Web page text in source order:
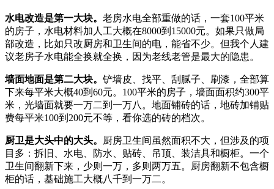
水电改造是第一大块。 老房水电全部重做的话，一套100平米
的房子，水电材料加人工大概在8000到15000元。如果只做局
部改造，比如只改厨房和卫生间的电，能省不少。但我个人建
议老房子水电能全换就全换，因为老线老管是最大的隐患。
墙面地面是第二大块。 铲墙皮、找平、刮腻子、刷漆，全部算
下来每平米大概40到60元。100平米的房子，墙面面积约300平
米，光墙面就要一万二到一万八。地面铺砖的话，地砖加铺贴
费每平米100到200元不等，看你选的砖的档次。
厨卫是大头中的大头。
厨房卫生间虽然面积不大，但涉及的项
目多：拆旧、水电、防水、贴砖、吊顶、装洁具和橱柜。一个
卫生间翻新下来，少则一万，多则两万五。厨房翻新不包含橱
柜的话，基础施工大概八千到一万二。